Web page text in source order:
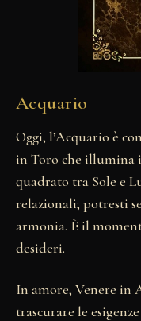
Acquario
Oggi, l’Acquario è
in Toro che illumina
quadrato tra Sole e
relazionali; potresti
armonia. È il
desideri.
In amore, Venere in
trascurare le